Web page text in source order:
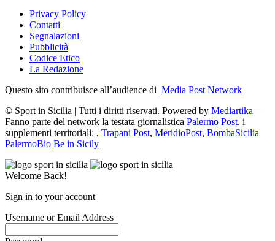
Privacy Policy
Contatti
Segnalazioni
Pubblicità
Codice Etico
La Redazione
Questo sito contribuisce all’audience di Media Post Network
© Sport in Sicilia | Tutti i diritti riservati. Powered by Mediartika –
Fanno parte del network la testata giornalistica Palermo Post, i
supplementi territoriali: , Trapani Post, MeridioPost, BombaSicilia
PalermoBio Be in Sicily
Welcome Back!
Sign in to your account
Username or Email Address